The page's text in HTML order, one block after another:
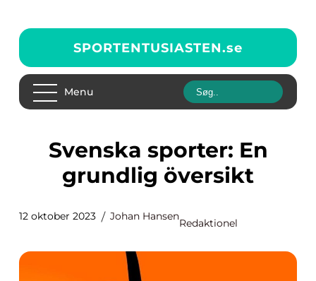
SPORTENTUSIASTEN.se
Menu
Svenska sporter: En
grundlig översikt
12 oktober 2023 Johan Hansen
Redaktionel